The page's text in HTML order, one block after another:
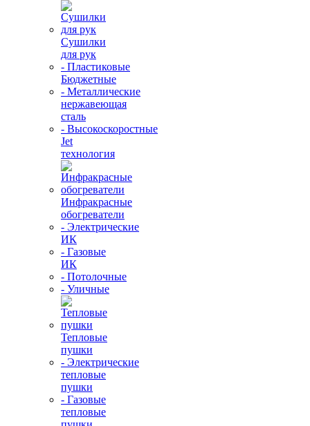
Сушилки
для рук
- Пластиковые
Бюджетные
- Металлические
нержавеющая
сталь
- Высокоскоростные
Jet
технология
Инфракрасные
обогреватели
- Электрические
ИК
- Газовые
ИК
- Потолочные
- Уличные
Тепловые
пушки
- Электрические
тепловые
пушки
- Газовые
тепловые